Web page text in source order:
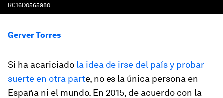
RC16D0565980
Gerver Torres
Si ha acariciado la idea de irse del país y probar
suerte en otra parte, no es la única persona en
España ni el mundo. En 2015, de acuerdo con la